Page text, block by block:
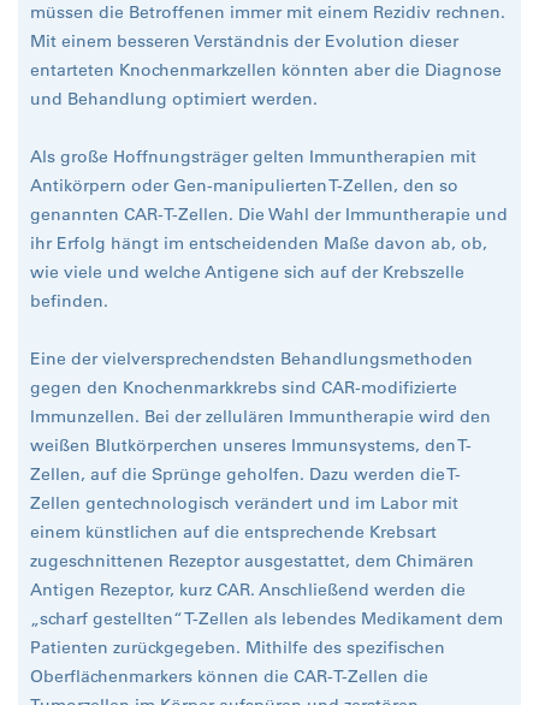
müssen die Betroffenen immer mit einem Rezidiv rechnen.
Mit einem besseren Verständnis der Evolution dieser
entarteten Knochenmarkzellen könnten aber die Diagnose
und Behandlung optimiert werden.
Als große Hoffnungsträger gelten Immuntherapien mit
Antikörpern oder Gen-manipulierten T-Zellen, den so
genannten CAR-T-Zellen. Die Wahl der Immuntherapie und
ihr Erfolg hängt im entscheidenden Maße davon ab, ob,
wie viele und welche Antigene sich auf der Krebszelle
befinden.
Eine der vielversprechendsten Behandlungsmethoden
gegen den Knochenmarkkrebs sind CAR-modifizierte
Immunzellen. Bei der zellulären Immuntherapie wird den
weißen Blutkörperchen unseres Immunsystems, den T-
Zellen, auf die Sprünge geholfen. Dazu werden die T-
Zellen gentechnologisch verändert und im Labor mit
einem künstlichen auf die entsprechende Krebsart
zugeschnittenen Rezeptor ausgestattet, dem Chimären
Antigen Rezeptor, kurz CAR. Anschließend werden die
„scharf gestellten“ T-Zellen als lebendes Medikament dem
Patienten zurückgegeben. Mithilfe des spezifischen
Oberflächenmarkers können die CAR-T-Zellen die